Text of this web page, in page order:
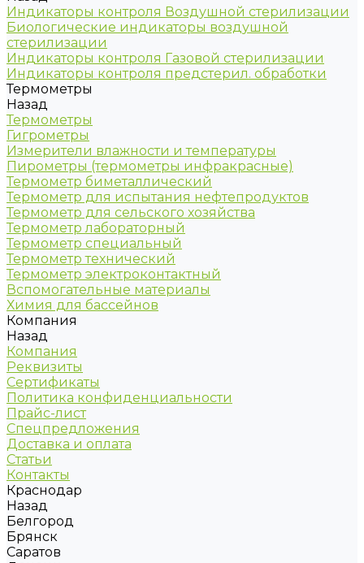
Индикаторы контроля Воздушной стерилизации
Биологические индикаторы воздушной
стерилизации
Индикаторы контроля Газовой стерилизации
Индикаторы контроля предстерил. обработки
Термометры
Назад
Термометры
Гигрометры
Измерители влажности и температуры
Пирометры (термометры инфракрасные)
Термометр биметаллический
Термометр для испытания нефтепродуктов
Термометр для сельского хозяйства
Термометр лабораторный
Термометр специальный
Термометр технический
Термометр электроконтактный
Вспомогательные материалы
Химия для бассейнов
Компания
Назад
Компания
Реквизиты
Сертификаты
Политика конфиденциальности
Прайс-лист
Спецпредложения
Доставка и оплата
Статьи
Контакты
Краснодар
Назад
Белгород
Брянск
Саратов